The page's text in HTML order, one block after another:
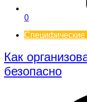
0
Специфические
Как
безопасно